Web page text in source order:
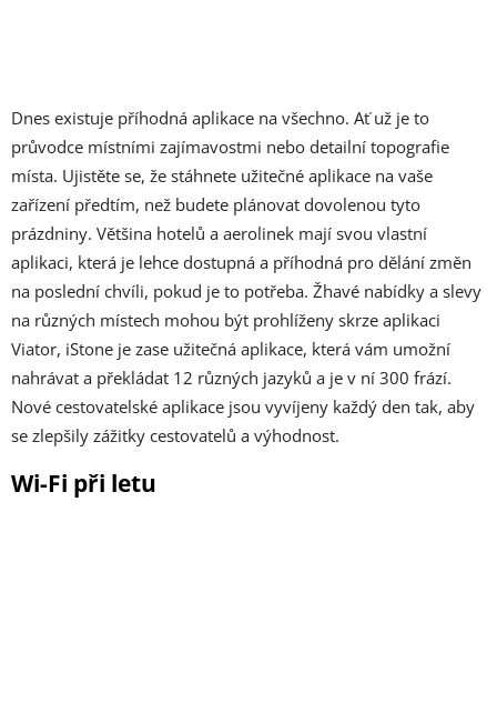
Dnes existuje příhodná aplikace na všechno. Ať už je to
průvodce místními zajímavostmi nebo detailní topografie
místa. Ujistěte se, že stáhnete užitečné aplikace na vaše
zařízení předtím, než budete plánovat dovolenou tyto
prázdniny. Většina hotelů a aerolinek mají svou vlastní
aplikaci, která je lehce dostupná a příhodná pro dělání změn
na poslední chvíli, pokud je to potřeba. Žhavé nabídky a slevy
na různých místech mohou být prohlíženy skrze aplikaci
Viator, iStone je zase užitečná aplikace, která vám umožní
nahrávat a překládat 12 různých jazyků a je v ní 300 frází.
Nové cestovatelské aplikace jsou vyvíjeny každý den tak, aby
se zlepšily zážitky cestovatelů a výhodnost.
Wi-Fi při letu